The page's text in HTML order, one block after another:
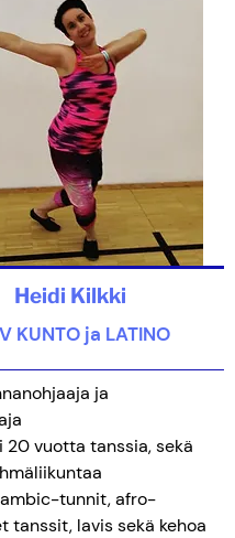
Heidi Kilkki
KUNTO ja LATINO
ja
20 vuotta tanssia, sekä
tunnit, afro-
tanssit, lavis sekä kehoa